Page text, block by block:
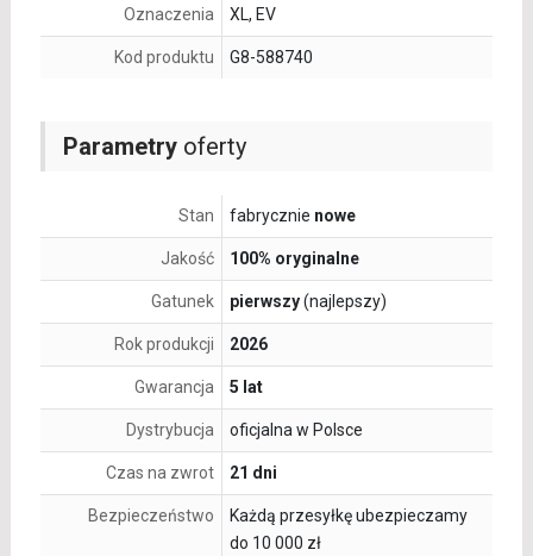
Parametryoferty
Stan fabrycznie nowe
Jakość 100% oryginalne
Gatunek pierwszy(najlepszy)
Rok produkcji 2026
Gwarancja 5 lat
Dystrybucja oficjalna w Polsce
Czas na zwrot 21 dni
Bezpieczeństwo
Każdą przesyłkę ubezpieczamy
do 10 000 zł
Oznaczenia XL, EV
Kod produktu G8-588740